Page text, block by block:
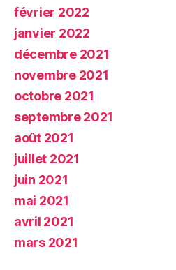
février 2022
janvier 2022
décembre 2021
novembre 2021
octobre 2021
septembre 2021
août 2021
juillet 2021
juin 2021
mai 2021
avril 2021
mars 2021